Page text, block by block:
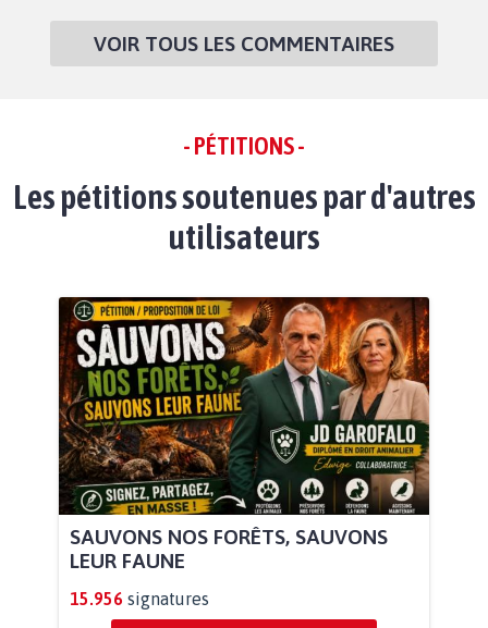
VOIR TOUS LES COMMENTAIRES
- PÉTITIONS -
Les pétitions soutenues par d'autres
utilisateurs
SAUVONS NOS FORÊTS, SAUVONS
LEUR FAUNE
15.956 signatures